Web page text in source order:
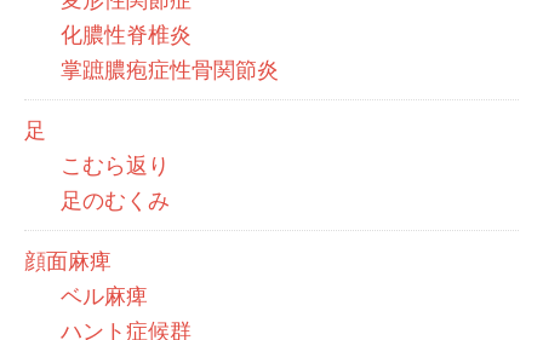
化膿性脊椎炎
掌蹠膿疱症性骨関節炎
足
こむら返り
足のむくみ
顔面麻痺
ベル麻痺
ハント症候群